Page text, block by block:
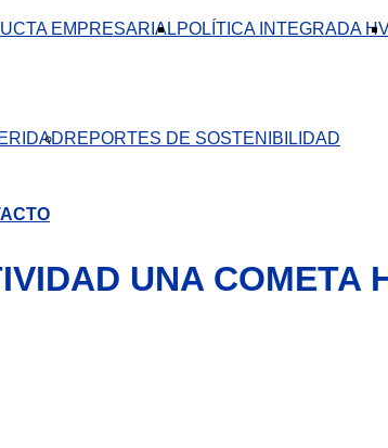
EMPRESARIAL​POLÍTICA INTEGRADA
REPORTES DE SOSTENIBILIDAD
UNA COMETA